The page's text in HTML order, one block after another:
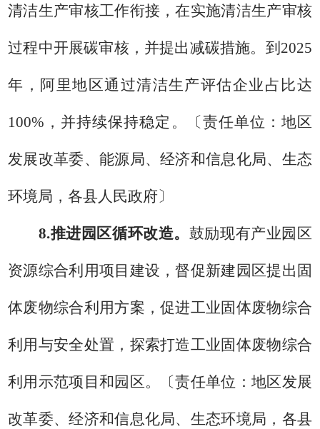
清洁生产审核工作衔接，在实施清洁生产审核
过程中开展碳审核，并提出减碳措施。 到 2025
年，阿里地区通过清洁生产评估企业占比达
100% ，并持续保持稳定。 〔责任单位： 地区
发展改革委、 能源局、经济和信息化局、 生态
环境局 ，各县人民政府〕
8.推进园区循环改造。 鼓励现有产业园区
资源综合利用项目建设，督促新建园区提出固
体废物综合利用方案，促进工业固体废物综合
利用与安全处置， 探索打造工业固体废物综合
利用示范项目和园区。 〔责任单位： 地区发展
改革委、经济和信息化局、 生态环境局 ， 各县